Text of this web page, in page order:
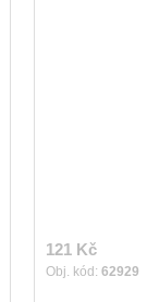
121 Kč
Obj. kód: 62929